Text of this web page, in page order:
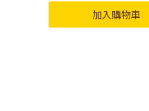
加入購物車